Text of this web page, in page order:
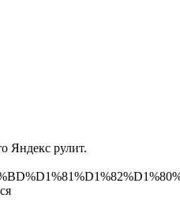
Яндекс рулит.